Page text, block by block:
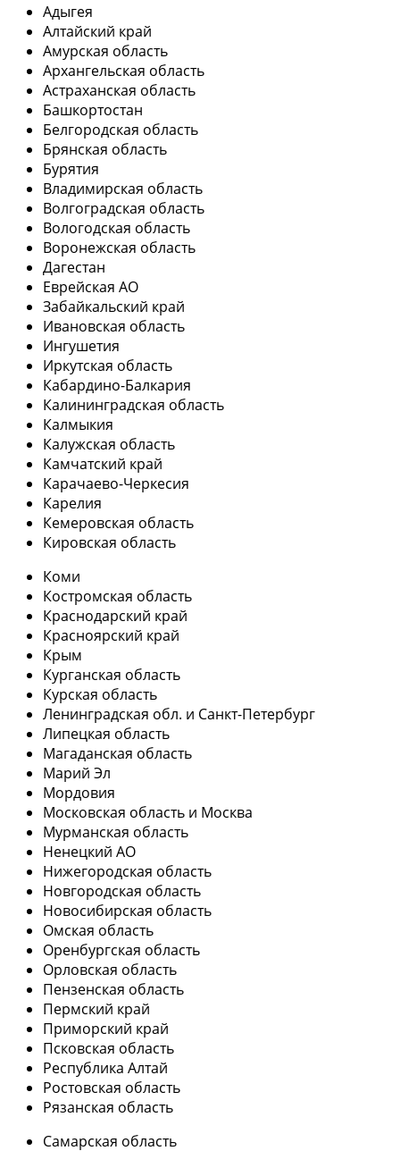
Адыгея
Алтайский край
Амурская область
Архангельская область
Астраханская область
Башкортостан
Белгородская область
Брянская область
Бурятия
Владимирская область
Волгоградская область
Вологодская область
Воронежская область
Дагестан
Еврейская АО
Забайкальский край
Ивановская область
Ингушетия
Иркутская область
Кабардино-Балкария
Калининградская область
Калмыкия
Калужская область
Камчатский край
Карачаево-Черкесия
Карелия
Кемеровская область
Кировская область
Коми
Костромская область
Краснодарский край
Красноярский край
Крым
Курганская область
Курская область
Ленинградская обл. и Санкт-Петербург
Липецкая область
Магаданская область
Марий Эл
Мордовия
Московская область и Москва
Мурманская область
Ненецкий АО
Нижегородская область
Новгородская область
Новосибирская область
Омская область
Оренбургская область
Орловская область
Пензенская область
Пермский край
Приморский край
Псковская область
Республика Алтай
Ростовская область
Рязанская область
Самарская область